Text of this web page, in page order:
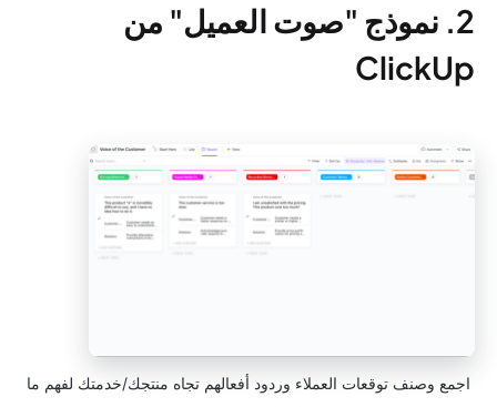
2. نموذج "صوت العميل" من
ClickUp
اجمع وصنف توقعات العملاء وردود أفعالهم تجاه منتجك/خدمتك لفهم ما